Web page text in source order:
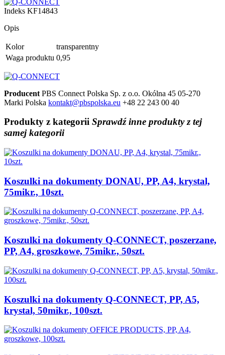
Indeks KF14843
Opis
Kolor
transparentny
Waga produktu 0,95
Producent PBS Connect Polska Sp. z o.o. Okólna 45 05-270
Marki Polska kontakt@pbspolska.eu +48 22 243 00 40
Produkty z kategorii Sprawdź inne produkty z tej
samej kategorii
Koszulki na dokumenty DONAU, PP, A4, krystal,
75mikr., 10szt.
Koszulki na dokumenty Q-CONNECT, poszerzane,
PP, A4, groszkowe, 75mikr., 50szt.
Koszulki na dokumenty Q-CONNECT, PP, A5,
krystal, 50mikr., 100szt.